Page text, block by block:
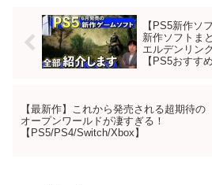
【PS5新作ソ
新作ソフトま
エルデンリン
【PS5おすす
【最新作】これから発売される超期待の
オープンワールドが凄すぎる！
【PS5/PS4/Switch/Xbox】